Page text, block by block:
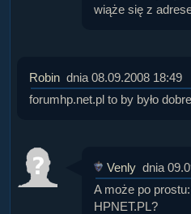
wiąże się z
Robin dnia 08.09.2008 18:49
forumhp.net.pl to by było dobre
Venly dnia
A może po prostu:
HPNET.PL?